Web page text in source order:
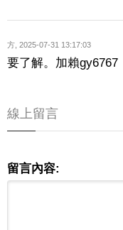
方 2025-07-31 13:17:03
要了解。加賴gy6767
線上留言
留言內容: